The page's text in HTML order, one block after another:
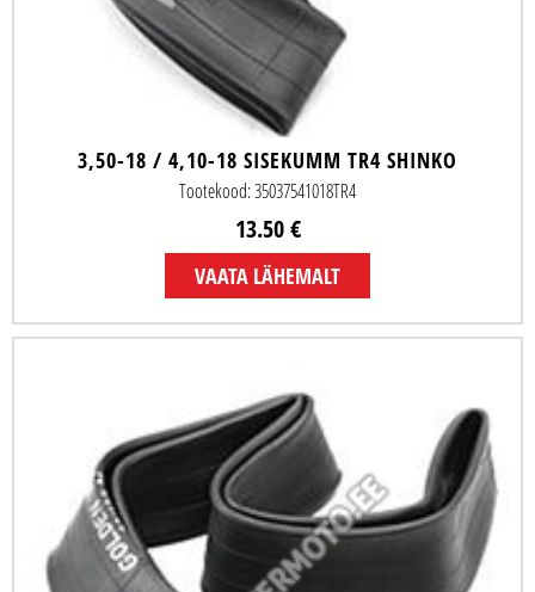
3,50-18 / 4,10-18 SISEKUMM TR4 SHINKO
Tootekood: 35037541018TR4
13.50 €
VAATA LÄHEMALT